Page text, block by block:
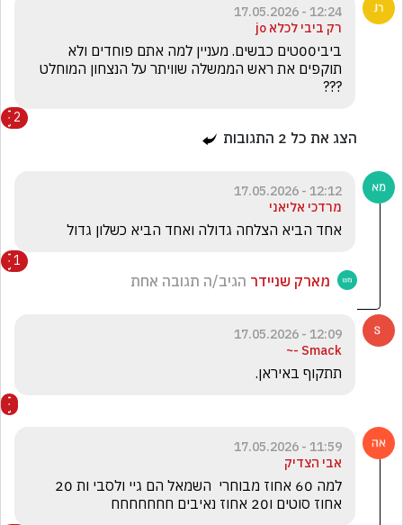
12:24 - 17.05.2026
רק ביבי לכלא jo
???
2
הצג את כל 2 התגובות
12:12 - 17.05.2026
מרדכי אליאני
אחד הביא הצלחה גדולה ואחד הביא כשלון גדול
1
מארק שניידר הגיב/ה תגובה אחת
12:09 - 17.05.2026
Smack -~
תתקוף באיראן.
11:59 - 17.05.2026
אבי הצדיק
אחוז סוטים ו20 אחוז נאיבים חחחחחחח